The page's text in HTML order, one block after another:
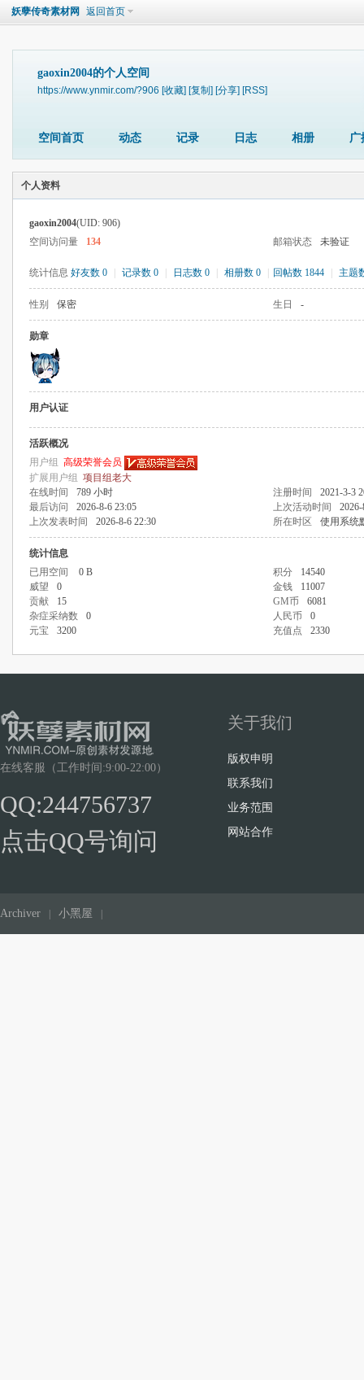
妖孽传奇素材网 返回首页
gaoxin2004的个人空间
https://www.ynmir.com/?906 [收藏] [复制] [分享] [RSS]
空间首页 动态 记录 日志 相册 广
个人资料
gaoxin2004(UID: 906)
空间访问量
134 邮箱状态 未验证
统计信息 好友数 0 记录数 0 日志数 0 相册数 0 回帖数 1844 主题
性别 保密 生日 -
勋章
用户认证
活跃概况
用户组 高级荣誉会员
扩展用户组 项目组老大
在线时间
789 小时 注册时间
2021-3-3
最后访问
2026-8-6 23:05 上次活动时间
上次发表时间
2026-8-6 22:30 所在时区 使用系统
统计信息
已用空间
0 B 积分
14540
威望
0 金钱
11007
贡献
15 GM币
6081
杂症采纳数
0 人民币
0
元宝
3200 充值点 2330
在线客服（工作时间:9:00-22:00）
QQ:244756737
点击QQ号询问
关于我们
版权申明
联系我们
业务范围
网站合作
Archiver 小黑屋